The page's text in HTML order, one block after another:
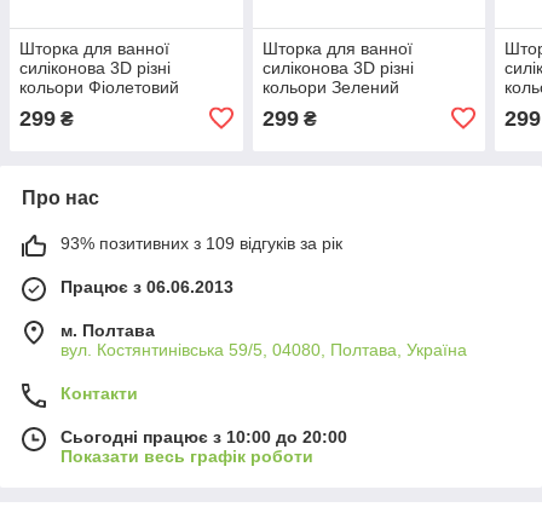
Шторка для ванної
силіконова 3D різні
кольори Фіолетовий
299 ₴
Шторка для ванної
силіконова 3D різні
кольори Зелений
299₴ 299
Про нас
93% позитивних з 109 відгуків за рік
Працює з 06.06.2013
м. Полтава
вул. Костянтинівська 59/5, 04080, Полтава, Україна
Контакти
Сьогодні працює з 10:00 до 20:00
Показати весь графік роботи